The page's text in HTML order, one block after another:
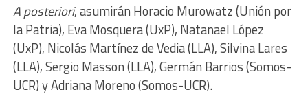
A posteriori, asumirán Horacio Murowatz (Unión por
la Patria), Eva Mosquera (UxP), Natanael López
(UxP), Nicolás Martínez de Vedia (LLA), Silvina Lares
(LLA), Sergio Masson (LLA), Germán Barrios (Somos-
UCR) y Adriana Moreno (Somos-UCR).